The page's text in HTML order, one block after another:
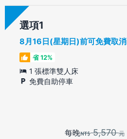
選項
8月16日(星期日)前可免費取消
省 12%
1 張標準雙人床
免費自助停車
每晚 5,570元